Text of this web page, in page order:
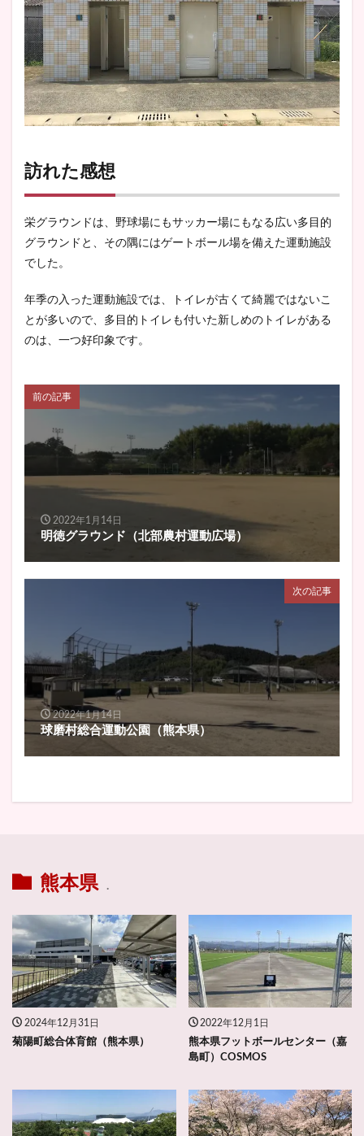
訪れた感想
栄グラウンドは、野球場にもサッカー場にもなる広い多目的
グラウンドと、その隅にはゲートボール場を備えた運動施設
でした。
年季の入った運動施設では、トイレが古くて綺麗ではないこ
とが多いので、多目的トイレも付いた新しめのトイレがある
のは、一つ好印象です。
前の記事
2022年1月14日
明徳グラウンド（北部農村運動広場）
次の記事
2022年1月14日
球磨村総合運動公園（熊本県）
熊本県 .
2024年12月31日
菊陽町総合体育館（熊本県）
2022年12月1日
熊本県フットボールセンター（嘉
島町）COSMOS